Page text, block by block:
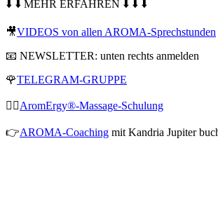
⬇️ ⬇️ MEHR ERFAHREN ⬇️ ⬇️ ⬇️
🎥VIDEOS von allen AROMA-Sprechstunden
📧 NEWSLETTER: unten rechts anmelden
🌹TELEGRAM-GRUPPE
💆‍♀️AromErgy®-Massage-Schulung
👉AROMA-Coaching mit Kandria Jupiter